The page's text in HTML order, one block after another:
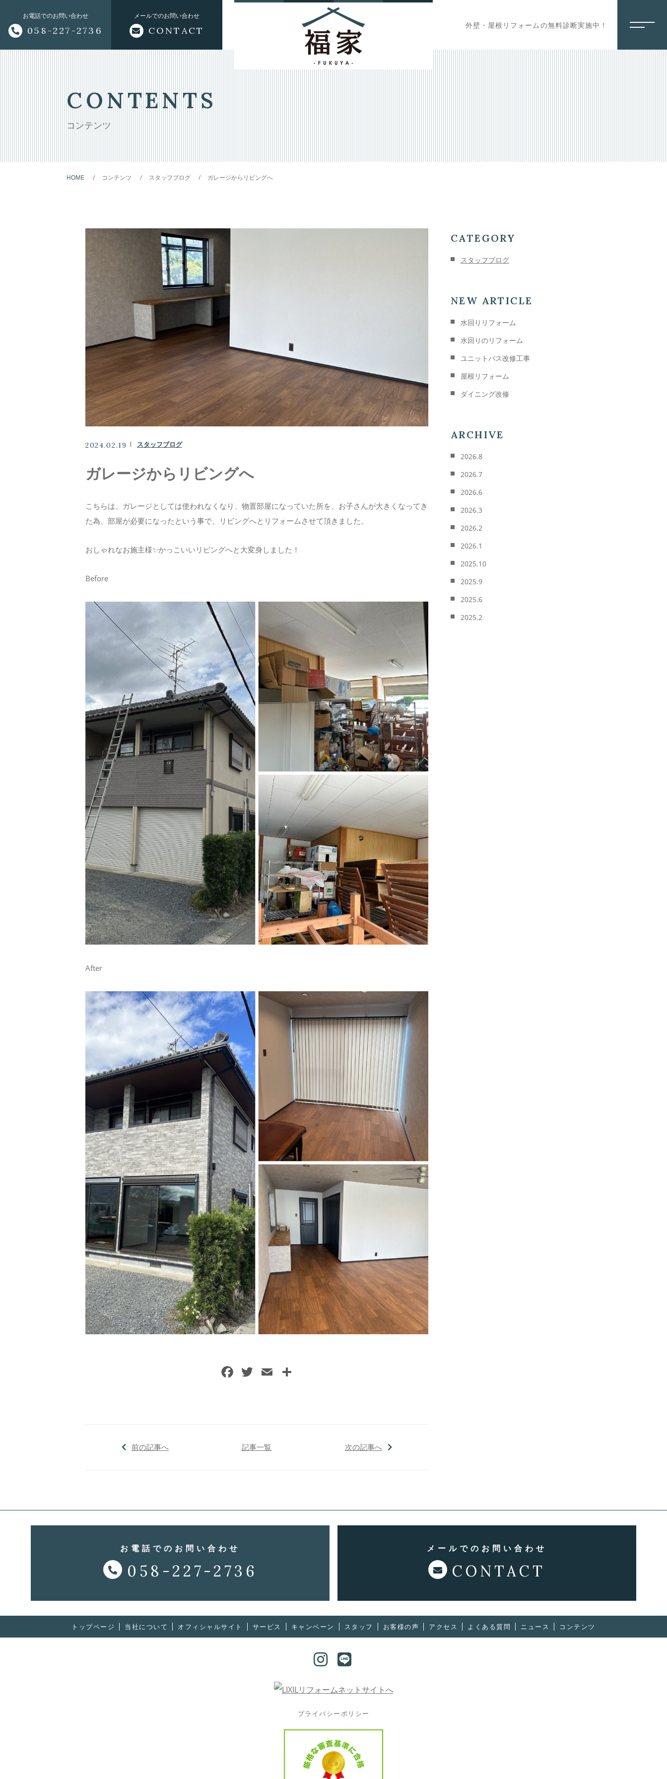
お電話でのお問い合わせ
058-227-2736
メールでのお問い合わせ
CONTACT 外壁・屋根リフォームの無料診断実施中！
トップページ
サービス
バリアフリー
キャンペーン
スタッフ
お客様の声
アクセス
よくある質問
ニュース
コンテンツ
お問い合わせ
CONTENTS
コンテンツ
HOME コンテンツ スタッフブログ ガレージからリビングへ
2024.02.19 スタッフブログ
ガレージからリビングへ
こちらは、ガレージとしては使われなくなり、物置部屋になっていた所を、お子さんが大きくなってき
た為、部屋が必要になったという事で、リビングへとリフォームさせて頂きました。
おしゃれなお施主様✨かっこいいリビングへと大変身しました！
Before
After
前の記事へ 記事一覧 次の記事へ
CATEGORY
スタッフブログ
NEW ARTICLE
水回りリフォーム
水回りのリフォーム
ユニットバス改修工事
屋根リフォーム
ダイニング改修
ARCHIVE
2026.8
2026.7
2026.6
2026.3
2026.2
2026.1
2025.10
2025.9
2025.6
2025.2
お電話でのお問い合わせ
058-227-2736
メールでのお問い合わせ
CONTACT
トップページ 当社について オフィシャルサイト サービス キャンペーン スタッフ お客様の声 アクセス よくある質問 ニュース コンテンツ
プライバシーポリシー